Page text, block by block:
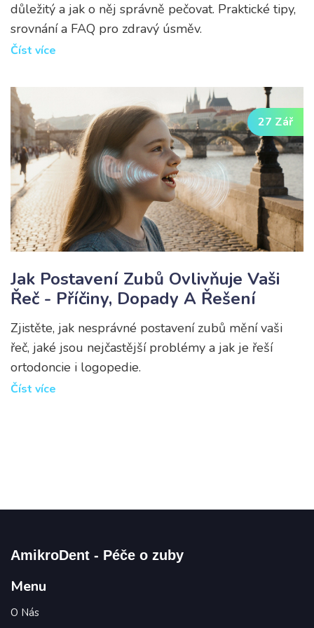
důležitý a jak o něj správně pečovat. Praktické tipy,
srovnání a FAQ pro zdravý úsměv.
Číst více
27 Zář
Jak Postavení Zubů Ovlivňuje Vaši
Řeč - Příčiny, Dopady A Řešení
Zjistěte, jak nesprávné postavení zubů mění vaši
řeč, jaké jsou nejčastější problémy a jak je řeší
ortodoncie i logopedie.
Číst více
AmikroDent - Péče o zuby
Menu
O Nás